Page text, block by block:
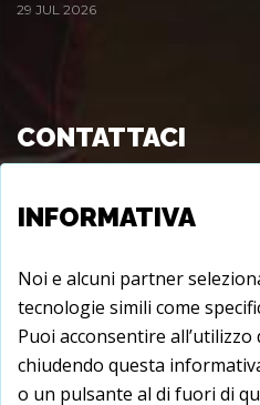
INFORMATIVA
Noi e alcuni partner
tecnologie simili come
Puoi acconsentire
chiudendo questa
o un pulsante al di fuori di
29 JUL 2026
CONTATTACI
info@juxtare.com